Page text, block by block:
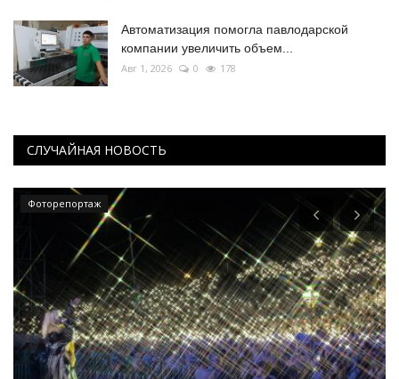
Автоматизация помогла павлодарской
компании увеличить объем...
Авг 1, 2026 0 178
СЛУЧАЙНАЯ НОВОСТЬ
Фоторепортаж